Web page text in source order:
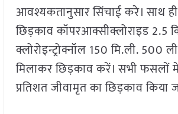
आवश्यकतानुसार सिंचाई करे। साथ
छिड़काव कॉपरआक्सीक्लोराइड 2.5
क्लोरोइन्ट्रोक्नॉल 150 मि.ली. 500
मिलाकर छिड़काव करें। सभी फसलों
प्रतिशत जीवामृत का छिड़काव किया